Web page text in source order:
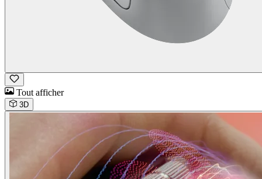
Tout afficher
3D